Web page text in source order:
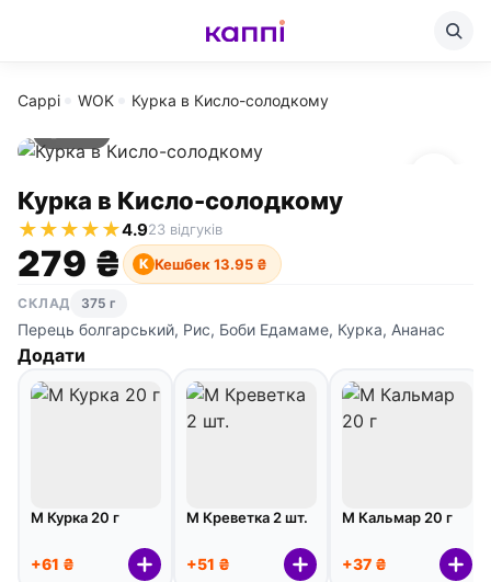
Cappi WOK Курка в Кисло-солодкому
Курка в Кисло-солодкому
★★★★★4.923 відгуків
279 ₴ К Кешбек 13.95 ₴
СКЛАД 375 г
Перець болгарський, Рис, Боби Едамаме, Курка, Ананас
Додати
М Курка 20 г
+61 ₴
М Креветка 2 шт.
+51 ₴
М Кальмар 20 г
+37 ₴